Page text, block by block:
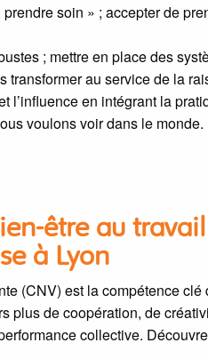
soin » ; accepter de
; mettre en place des
au service de la
l’influence en intégrant la
voulons voir dans le monde.
être au
à Lyon
(CNV) est la compétence
plus de coopération, de
collective.